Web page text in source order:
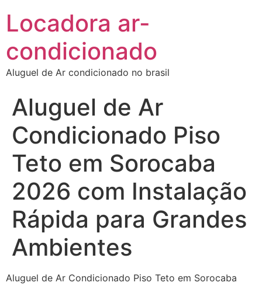
Locadora ar-
condicionado
Aluguel de Ar condicionado no brasil
Aluguel de Ar
Condicionado Piso
Teto em Sorocaba
2026 com Instalação
Rápida para Grandes
Ambientes
Aluguel de Ar Condicionado Piso Teto em Sorocaba